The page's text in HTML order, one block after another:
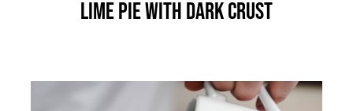
Lime Pie With Dark Crust